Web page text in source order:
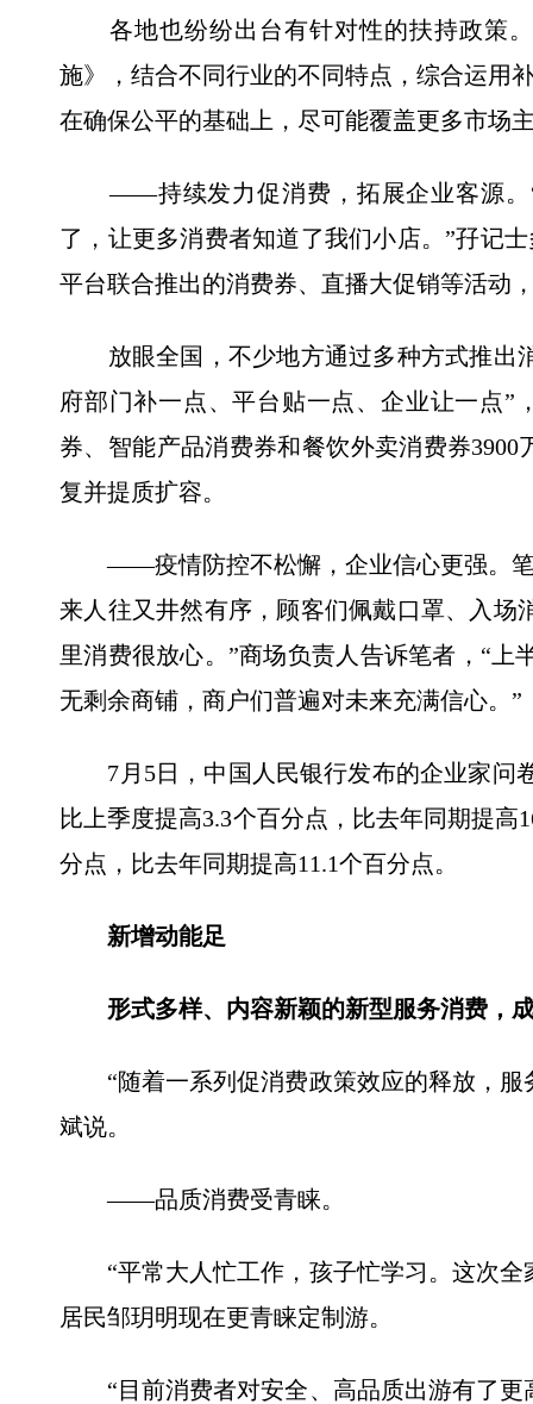
各地也纷纷出台有针对性的扶持政策。
施》，结合不同行业的不同特点，综合运用
在确保公平的基础上，尽可能覆盖更多市场
——持续发力促消费，拓展企业客源。“
了，让更多消费者知道了我们小店。”孖记
平台联合推出的消费券、直播大促销等活动
放眼全国，不少地方通过多种方式推出
府部门补一点、平台贴一点、企业让一点”
券、智能产品消费券和餐饮外卖消费券
复并提质扩容。
——疫情防控不松懈，企业信心更强。笔
来人往又井然有序，顾客们佩戴口罩、入场
里消费很放心。”商场负责人告诉笔者，“
无剩余商铺，商户们普遍对未来充满信心。”
7月5日，中国人民银行发布的企业家问
比上季度提高3.3个百分点，比去年同期提高
分点，比去年同期提高11.1个百分点。
新增动能足
形式多样、内容新颖的新型服务消费，
“随着一系列促消费政策效应的释放，服
斌说。
——品质消费受青睐。
“平常大人忙工作，孩子忙学习。这次全
居民邹玥明现在更青睐定制游。
“目前消费者对安全、高品质出游有了更